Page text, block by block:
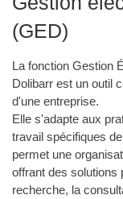
(GED)
La fonction Gestion
Dolibarr est un outil
d'une entreprise.
Elle s'adapte aux
travail spécifiques
permet une
offrant des solutions
recherche, la